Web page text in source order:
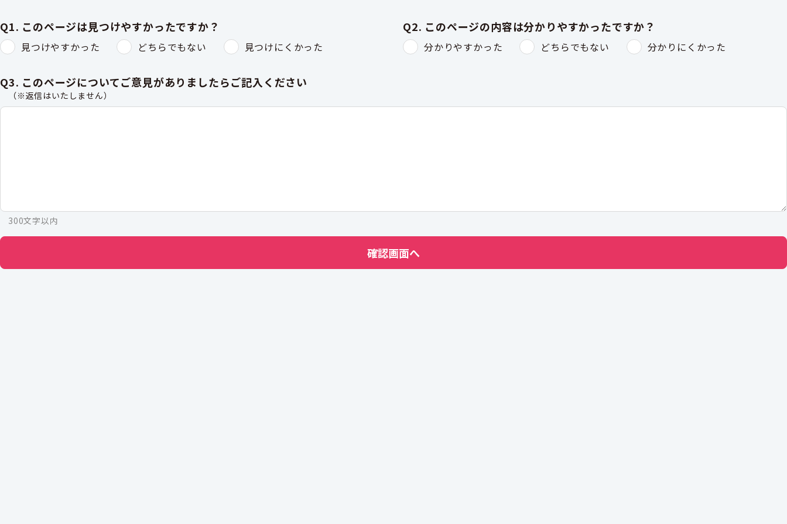
Q1. このページは見つけやすかったですか？
見つけやすかった どちらでもない 見つけにくかった
Q2. このページの内容は分かりやすかったですか？
分かりやすかった どちらでもない 分かりにくかった
Q3. このページについてご意見がありましたらご記入ください
（※返信はいたしません）
300文字以内